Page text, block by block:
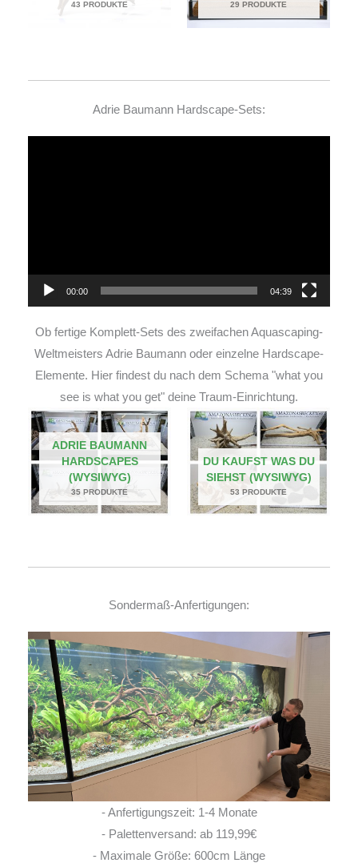
43 PRODUKTE 29 PRODUKTE
Adrie Baumann Hardscape-Sets:
00:00 04:39
Ob fertige Komplett-Sets des zweifachen Aquascaping-
Weltmeisters Adrie Baumann oder einzelne Hardscape-
Elemente. Hier findest du nach dem Schema "what you
see is what you get" deine Traum-Einrichtung.
ADRIE BAUMANN
HARDSCAPES
(WYSIWYG)
35 PRODUKTE
DU KAUFST WAS DU
SIEHST (WYSIWYG)
53 PRODUKTE
Sondermaß-Anfertigungen:
- Anfertigungszeit: 1-4 Monate
- Palettenversand: ab 119,99€
- Maximale Größe: 600cm Länge